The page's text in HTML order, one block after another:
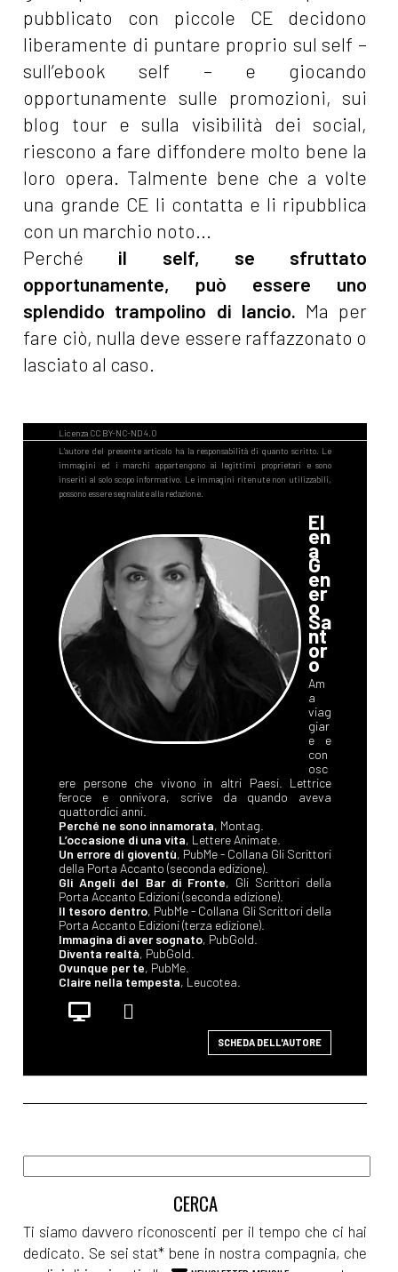
pubblicato con piccole CE decidono
liberamente di puntare proprio sul self –
sull’ebook self – e giocando
opportunamente sulle promozioni, sui
blog tour e sulla visibilità dei social,
riescono a fare diffondere molto bene la
loro opera. Talmente bene che a volte
una grande CE li contatta e li ripubblica
con un marchio noto...
Perché il self, se sfruttato
opportunamente, può essere uno
splendido trampolino di lancio. Ma per
fare ciò, nulla deve essere raffazzonato o
lasciato al caso.
El
en
a
G
en
er
o
Sa
nt
or
o
Am
a
viag
giar
e e
con
osc
ere persone che vivono in altri Paesi. Lettrice
feroce e onnivora, scrive da quando aveva
quattordici anni.
Perché ne sono innamorata, Montag.
L’occasione di una vita, Lettere Animate.
Un errore di gioventù, PubMe - Collana Gli Scrittori
della Porta Accanto (seconda edizione).
Gli Angeli del Bar di Fronte, Gli Scrittori della
Porta Accanto Edizioni (seconda edizione).
Il tesoro dentro, PubMe - Collana Gli Scrittori della
Porta Accanto Edizioni (terza edizione).
Immagina di aver sognato, PubGold.
Diventa realtà, PubGold.
Ovunque per te, PubMe.
Claire nella tempesta, Leucotea.
SCHEDA DELL'AUTORE
Ti siamo davvero riconoscenti per il tempo che ci hai
dedicato. Se sei stat* bene in nostra compagnia, che